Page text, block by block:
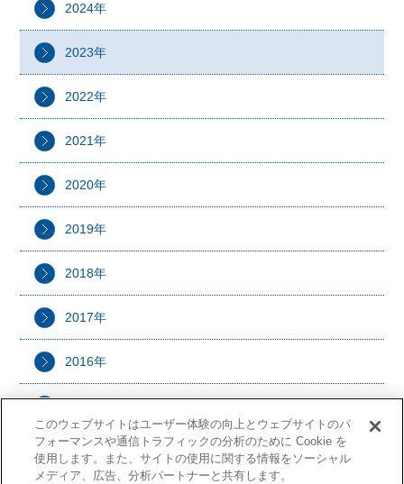
2024年
2023年
2022年
2021年
2020年
2019年
2018年
2017年
2016年
このウェブサイトはユーザー体験の向上とウェブサイトのパ
フォーマンスや通信トラフィックの分析のために Cookie を
使用します。また、サイトの使用に関する情報をソーシャル
メディア、広告、分析パートナーと共有します。